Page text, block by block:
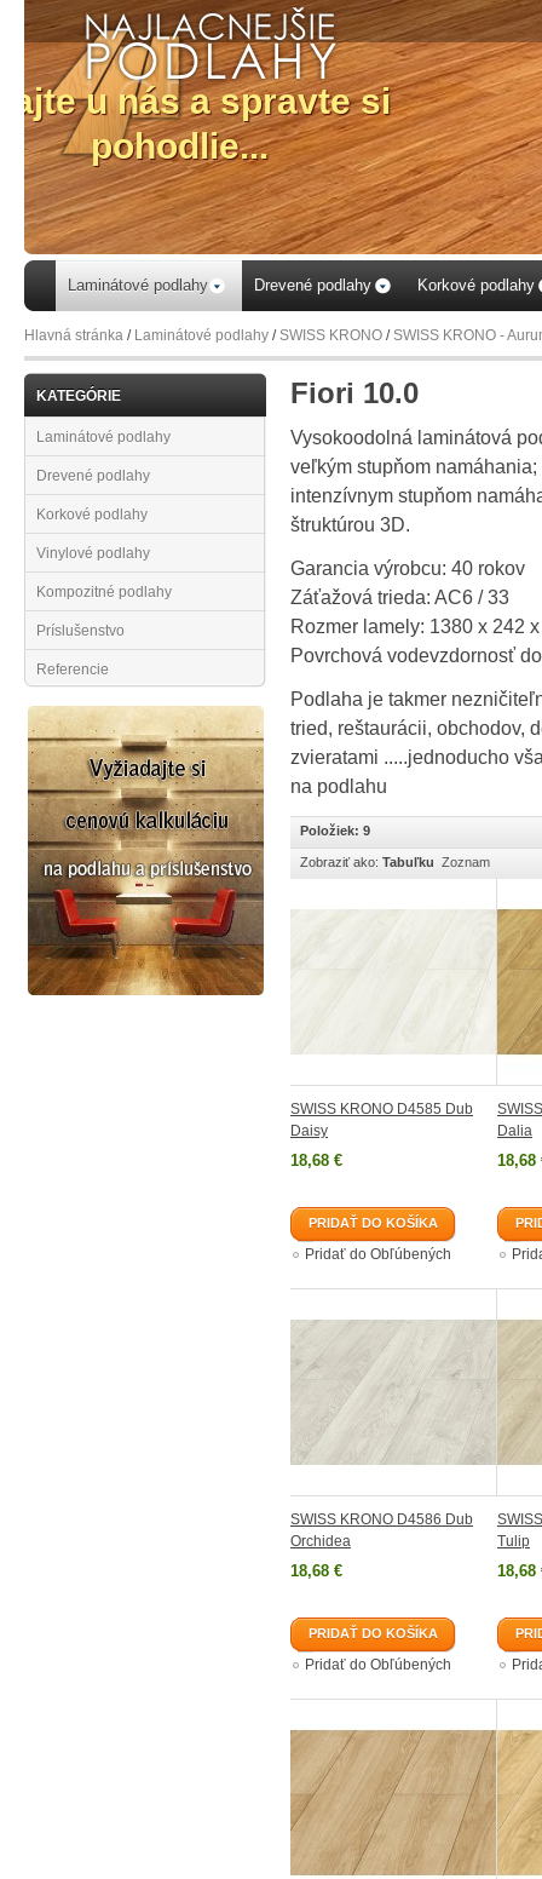
Laminátové podlahy Drevené podlahy Korkové podlahy
Hlavná stránka / Laminátové podlahy /SWISS KRONO /SWISS KRONO -
KATEGÓRIE
Laminátové podlahy
Drevené podlahy
Korkové podlahy
Vinylové podlahy
Kompozitné podlahy
Príslušenstvo
Referencie
Fiori 10.0
Vysokoodolná laminátová
veľkým stupňom
intenzívnym stupňom
štruktúrou 3D.
Garancia výrobcu: 40 rokov
Záťažová trieda: AC6 / 33
Rozmer lamely: 1380 x 242
Povrchová vodevzdornosť
Podlaha je takmer
tried, reštaurácii, obchodov,
zvieratami .....jednoducho
na podlahu
Položiek: 9
Zobraziť ako: Tabuľku Zoznam
SWISS KRONO D4585 Dub
Daisy
18,68 €
PRIDAŤ DO KOŠÍKA
Pridať do Obľúbených
Dalia
18,68
SWISS KRONO D4586 Dub
Orchidea
18,68 €
PRIDAŤ DO KOŠÍKA
Pridať do Obľúbených
Tulip
18,68